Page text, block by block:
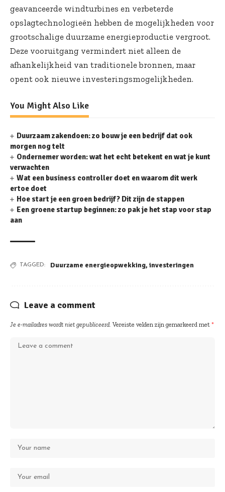
geavanceerde windturbines en verbeterde
opslagtechnologieën hebben de mogelijkheden voor
grootschalige duurzame energieproductie vergroot.
Deze vooruitgang vermindert niet alleen de
afhankelijkheid van traditionele bronnen, maar
opent ook nieuwe investeringsmogelijkheden.
You Might Also Like
Duurzaam zakendoen: zo bouw je een bedrijf dat ook
morgen nog telt
Ondernemer worden: wat het echt betekent en wat je kunt
verwachten
Wat een business controller doet en waarom dit werk
ertoe doet
Hoe start je een groen bedrijf? Dit zijn de stappen
Een groene startup beginnen: zo pak je het stap voor stap
aan
TAGGED: Duurzame energieopwekking, investeringen
Leave a comment
Je e-mailadres wordt niet gepubliceerd. Vereiste velden zijn gemarkeerd met *